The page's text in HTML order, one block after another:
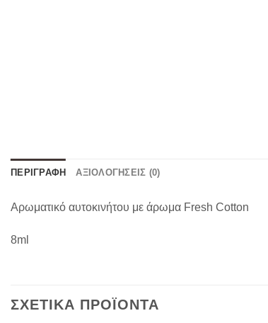
ΠΕΡΙΓΡΑΦΉ ΑΞΙΟΛΟΓΉΣΕΙΣ (0)
Αρωματικό αυτοκινήτου με άρωμα Fresh Cotton
8ml
ΣΧΕΤΙΚΆ ΠΡΟΪΌΝΤΑ